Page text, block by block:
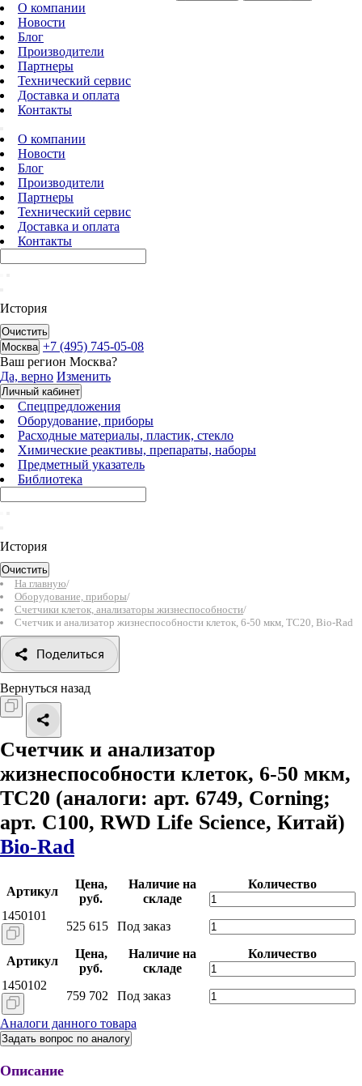
О компании
Новости
Блог
Производители
Партнеры
Технический сервис
Доставка и оплата
Контакты
О компании
Новости
Блог
Производители
Партнеры
Технический сервис
Доставка и оплата
Контакты
История
Очистить
Москва +7 (495) 745-05-08
Ваш регион Москва?
Да, верно Изменить
Личный кабинет
Спецпредложения
Оборудование, приборы
Расходные материалы, пластик, стекло
Химические реактивы, препараты, наборы
Предметный указатель
Библиотека
История
Очистить
На главную/
Оборудование, приборы/
Счетчики клеток, анализаторы жизнеспособности/
Счетчик и анализатор жизнеспособности клеток, 6-50 мкм, TC20, Bio-Rad
Поделиться
Вернуться назад
Счетчик и анализатор
жизнеспособности клеток, 6-50 мкм,
TC20 (аналоги: арт. 6749, Corning;
арт. C100, RWD Life Science, Китай)
Bio-Rad
Артикул
Цена,
руб.
Наличие на
складе
Количество
1450101
525 615 Под заказ
Артикул
Цена,
руб.
Наличие на
складе
Количество
1450102
759 702
Под заказ
Аналоги данного товара
Задать вопрос по аналогу
Описание